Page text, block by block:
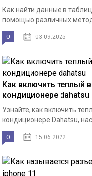
Как найти данные в
помощью различных
0 03.09.2025
Как включить теплый
кондиционере dahatsu
Узнайте, как включить
кондиционере Dahatsu,
0 15.06.2022